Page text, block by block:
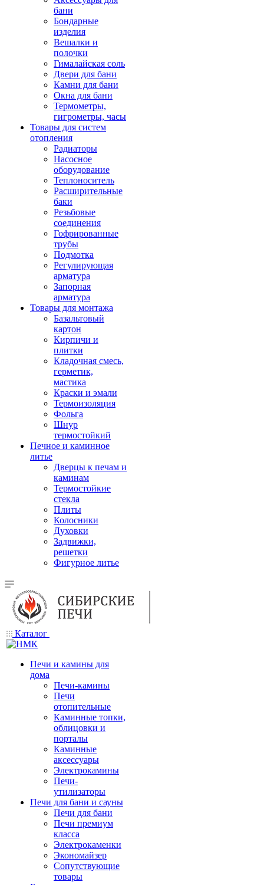
бани
Бондарные
изделия
Вешалки и
полочки
Гималайская соль
Двери для бани
Камни для бани
Окна для бани
Термометры,
гигрометры, часы
Товары для систем
отопления
Радиаторы
Насосное
оборудование
Теплоноситель
Расширительные
баки
Резьбовые
соединения
Гофрированные
трубы
Подмотка
Регулирующая
арматура
Запорная
арматура
Товары для монтажа
Базальтовый
картон
Кирпичи и
плитки
Кладочная смесь,
герметик,
мастика
Краски и эмали
Термоизоляция
Фольга
Шнур
термостойкий
Печное и каминное
литье
Дверцы к печам и
каминам
Термостойкие
стекла
Плиты
Колосники
Духовки
Задвижки,
решетки
Фигурное литье
Каталог
Печи и камины для
дома
Печи-камины
Печи
отопительные
Каминные топки,
облицовки и
порталы
Каминные
аксессуары
Электрокамины
Печи-
утилизаторы
Печи для бани и сауны
Печи для бани
Печи премиум
класса
Электрокаменки
Экономайзер
Сопутствующие
товары